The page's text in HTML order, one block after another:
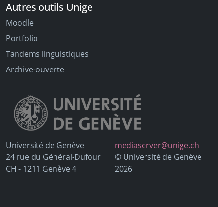
Autres outils Unige
Moodle
Portfolio
Tandems linguistiques
Archive-ouverte
Université de Genève
24 rue du Général-Dufour
CH - 1211 Genève 4
mediaserver@unige.ch
© Université de Genève
2026